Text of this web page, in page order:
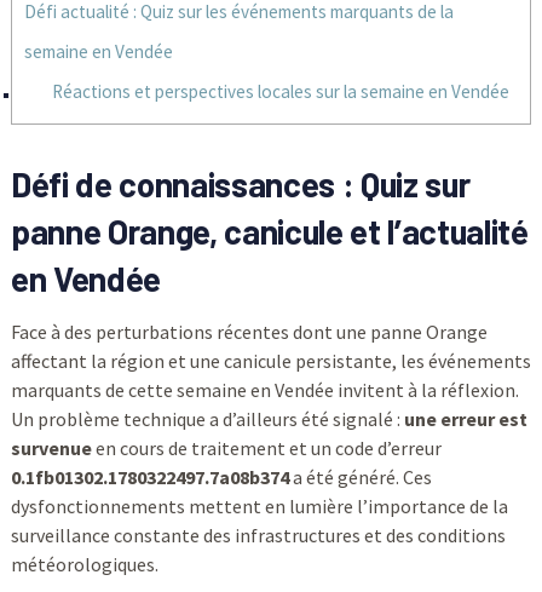
Défi actualité : Quiz sur les événements marquants de la
semaine en Vendée
Réactions et perspectives locales sur la semaine en Vendée
Défi de connaissances : Quiz sur
panne Orange, canicule et l’actualité
en Vendée
Face à des perturbations récentes dont une panne Orange
affectant la région et une canicule persistante, les événements
marquants de cette semaine en Vendée invitent à la réflexion.
Un problème technique a d’ailleurs été signalé : une erreur est
survenueen cours de traitement et un code d’erreur
0.1fb01302.1780322497.7a08b374a été généré. Ces
dysfonctionnements mettent en lumière l’importance de la
surveillance constante des infrastructures et des conditions
météorologiques.